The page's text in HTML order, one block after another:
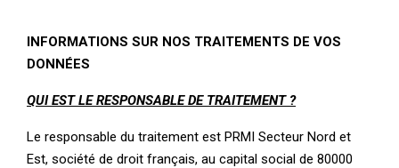
INFORMATIONS SUR NOS TRAITEMENTS DE VOS
DONNÉES
QUI EST LE RESPONSABLE DE TRAITEMENT ?
Le responsable du traitement est PRMI Secteur Nord et
Est, société de droit français, au capital social de 80000